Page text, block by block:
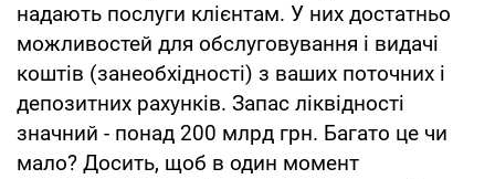
надають послуги клієнтам. У них достатньо
можливостей для обслуговування і видачі
коштів (занеобхідності) з ваших поточних і
депозитних рахунків. Запас ліквідності
значний - понад 200 млрд грн. Багато це чи
мало? Досить, щоб в один момент